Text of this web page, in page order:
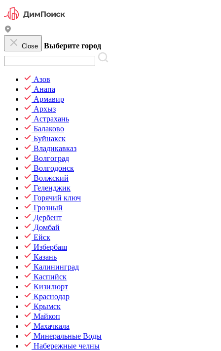
Close Выберите город
Азов
Анапа
Армавир
Архыз
Астрахань
Балаково
Буйнакск
Владикавказ
Волгоград
Волгодонск
Волжский
Геленджик
Горячий ключ
Грозный
Дербент
Домбай
Ейск
Избербаш
Казань
Калининград
Каспийск
Кизилюрт
Краснодар
Крымск
Майкоп
Махачкала
Минеральные Воды
Набережные челны